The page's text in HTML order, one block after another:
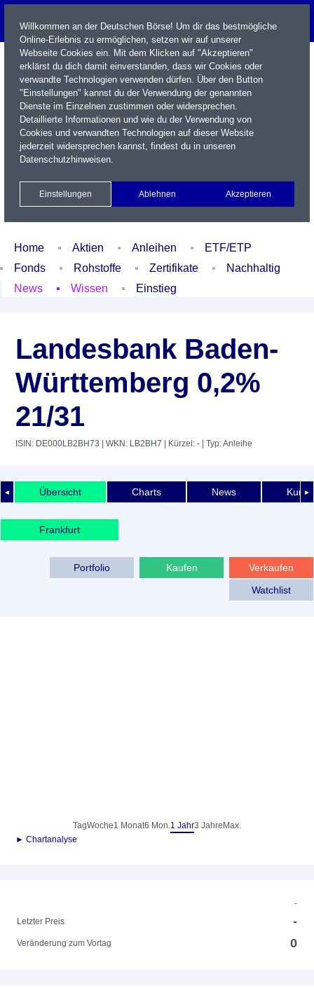
Name / WKN / ISIN / Kürzel
Xetra Realtime
Watchlist Portfolio Login
Home Aktien Anleihen
ETF/ETP
Fonds
Rohstoffe Zertifikate
Nachhaltig
News
Wissen Einstieg
Landesbank Baden-
Württemberg 0,2%
21/31
ISIN: DE000LB2BH73 | WKN: LB2BH7 | Kürzel: - | Typ: Anleihe
◄ ►
Übersicht Charts News
Frankfurt
Verkaufen
Kaufen
Portfolio
Watchlist
TagWoche1 Monat6 Mon.1 Jahr3 Jahre Max.
► Chartanalyse
-
Letzter Preis
-
Veränderung zum Vortag 0
Willkommen an der Deutschen Börse! Um dir das bestmögliche
Online-Erlebnis zu ermöglichen, setzen wir auf unserer
Webseite Cookies ein. Mit dem Klicken auf "Akzeptieren"
erklärst du dich damit einverstanden, dass wir Cookies oder
verwandte Technologien verwenden dürfen. Über den Button
"Einstellungen" kannst du der Verwendung der genannten
Dienste im Einzelnen zustimmen oder widersprechen.
Detaillierte Informationen und wie du der Verwendung von
Cookies und verwandten Technologien auf dieser Website
jederzeit widersprechen kannst, findest du in unseren
Datenschutzhinweisen.
Einstellungen Ablehnen Akzeptieren